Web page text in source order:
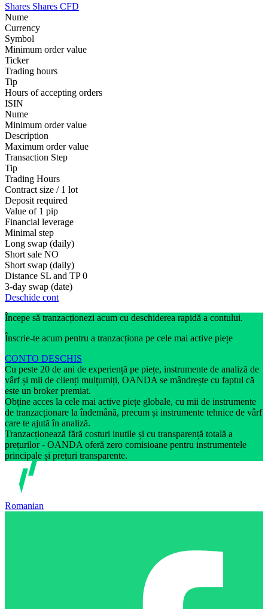
Shares Shares CFD
Nume
Currency
Symbol
Minimum order value
Ticker
Trading hours
Tip
Hours of accepting orders
ISIN
Nume
Minimum order value
Description
Maximum order value
Transaction Step
Tip
Trading Hours
Contract size / 1 lot
Deposit required
Value of 1 pip
Financial leverage
Minimal step
Long swap (daily)
Short sale NO
Short swap (daily)
Distance SL and TP 0
3-day swap (date)
Deschide cont
Începe să tranzacționezi acum cu deschiderea rapidă a contului.
Înscrie-te acum pentru a tranzacționa pe cele mai active piețe
CONTO DESCHIS
Cu peste 20 de ani de experiență pe piețe, instrumente de analiză de
vârf și mii de clienți mulțumiți, OANDA se mândrește cu faptul că
este un broker premiat.
Obține acces la cele mai active piețe globale, cu mii de instrumente
de tranzacționare la îndemână, precum și instrumente tehnice de vârf
care te ajută în analiză.
Tranzacționează fără costuri inutile și cu transparență totală a
prețurilor - OANDA oferă zero comisioane pentru instrumentele
principale și prețuri transparente.
Romanian